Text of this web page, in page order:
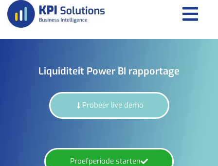
Liquiditeit Power BI rapportage
Probeer live demo
Proefperiode starten